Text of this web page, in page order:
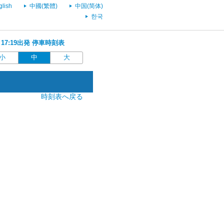
中國(繁體)
中国(简体)
한국
出発 停車時刻表
中 大
時刻表へ戻る